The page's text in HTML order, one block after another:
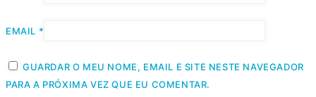
EMAIL *
GUARDAR O MEU NOME, EMAIL E SITE NESTE NAVEGADOR
PARA A PRÓXIMA VEZ QUE EU COMENTAR.